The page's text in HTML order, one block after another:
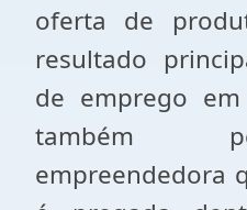
oferta de
resultado
de emprego
também
empreendedora